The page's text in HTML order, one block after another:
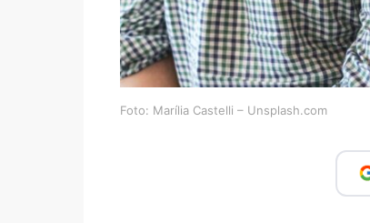
Foto: Marília Castelli – Unsplash.com